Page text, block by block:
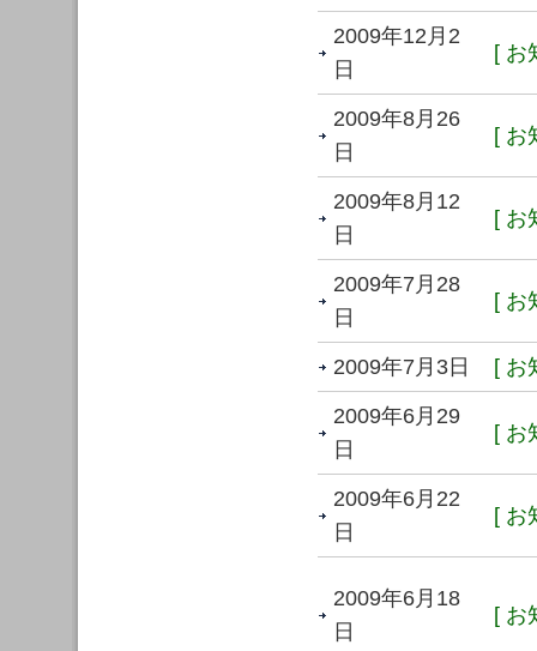
2009年12月2
日
[ お
2009年8月26
日
[ お
2009年8月12
日
[ お
2009年7月28
日
[ お
2009年7月3日 [ お
2009年6月29
日
[ お
2009年6月22
日
[ お
2009年6月18
日
[ お